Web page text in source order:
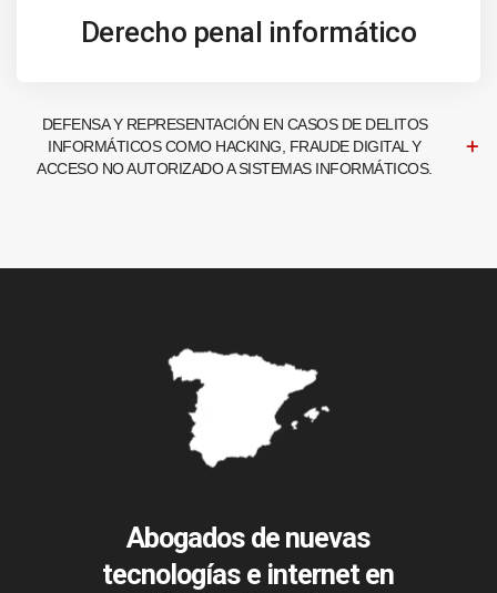
Derecho penal informático
DEFENSA Y REPRESENTACIÓN EN CASOS DE DELITOS
INFORMÁTICOS COMO HACKING, FRAUDE DIGITAL Y
ACCESO NO AUTORIZADO A SISTEMAS INFORMÁTICOS.
Abogados de nuevas
tecnologías e internet en